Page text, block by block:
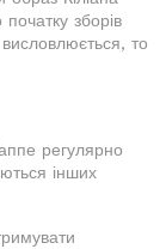
зборів
то
регулярно
інших